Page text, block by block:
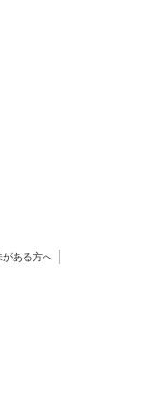
がある方へ